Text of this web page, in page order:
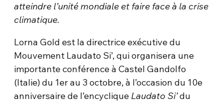
atteindre l’unité mondiale et faire face à la crise
climatique.
Lorna Gold est la directrice exécutive du
Mouvement Laudato Si’, qui organisera une
importante conférence à Castel Gandolfo
(Italie) du 1er au 3 octobre, à l’occasion du 10e
anniversaire de l’encyclique Laudato Si’du